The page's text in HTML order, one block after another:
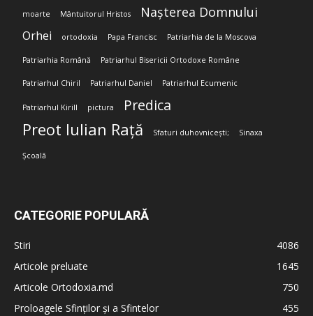
moarte Mântuitorul Hristos Nașterea Domnului
Orhei ortodoxia Papa Francisc Patriarhia de la Moscova
Patriarhia Română Patriarhul Bisericii Ortodoxe Române
Patriarhul Chiril Patriarhul Daniel Patriarhul Ecumenic
Patriarhul Kirill pictura Predica
Preot Iulian Rață Sfaturi duhovnicești; Sinaxa
Școală
CATEGORIE POPULARĂ
Stiri
4086
Articole preluate
1645
Articole Ortodoxia.md
750
Proloagele Sfinților și a Sfintelor
455